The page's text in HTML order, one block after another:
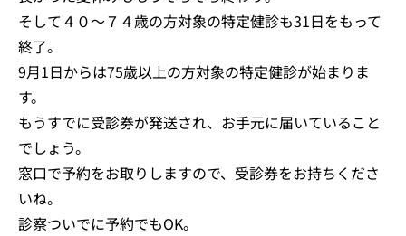
そして４０～７４歳の方対象の特定健診も31日をもって
終了。
9月1日からは75歳以上の方対象の特定健診が始まりま
す。
もうすでに受診券が発送され、お手元に届いていること
でしょう。
窓口で予約をお取りしますので、受診券をお持ちくださ
いね。
診察ついでに予約でもOK。